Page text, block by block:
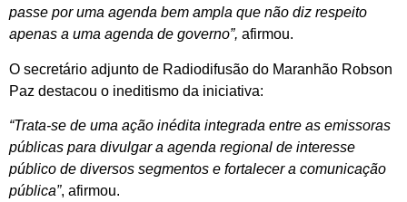
passe por uma agenda bem ampla que não diz respeito
apenas a uma agenda de governo”, afirmou.
O secretário adjunto de Radiodifusão do Maranhão Robson
Paz destacou o ineditismo da iniciativa:
“Trata-se de uma ação inédita integrada entre as emissoras
públicas para divulgar a agenda regional de interesse
público de diversos segmentos e fortalecer a comunicação
pública”, afirmou.